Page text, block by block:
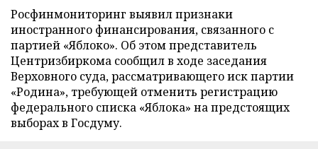
Росфинмониторинг выявил признаки
иностранного финансирования, связанного с
партией «Яблоко». Об этом представитель
Центризбиркома сообщил в ходе заседания
Верховного суда, рассматривающего иск партии
«Родина», требующей отменить регистрацию
федерального списка «Яблока» на предстоящих
выборах в Госдуму.